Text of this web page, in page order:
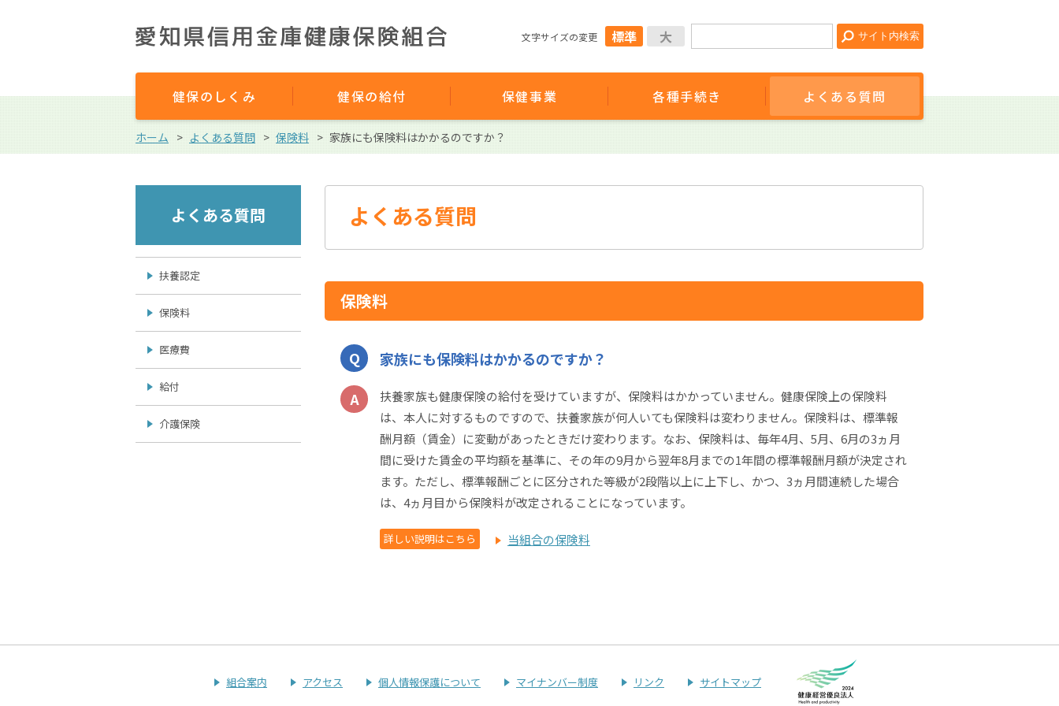
文字サイズの変更 標準 大
健保のしくみ 健保の給付 保健事業 各種手続き よくある質問
ホーム よくある質問 保険料 家族にも保険料はかかるのですか？
よくある質問
保険料
家族にも保険料はかかるのですか？
扶養家族も健康保険の給付を受けていますが、保険料はかかっていません。健康保険上の保険料
は、本人に対するものですので、扶養家族が何人いても保険料は変わりません。保険料は、標準報
酬月額（賃金）に変動があったときだけ変わります。なお、保険料は、毎年4月、5月、6月の3ヵ月
間に受けた賃金の平均額を基準に、その年の9月から翌年8月までの1年間の標準報酬月額が決定され
ます。ただし、標準報酬ごとに区分された等級が2段階以上に上下し、かつ、3ヵ月間連続した場合
は、4ヵ月目から保険料が改定されることになっています。
詳しい説明はこちら 当組合の保険料
よくある質問
扶養認定
保険料
医療費
給付
介護保険
組合案内 アクセス 個人情報保護について マイナンバー制度 リンク サイトマップ